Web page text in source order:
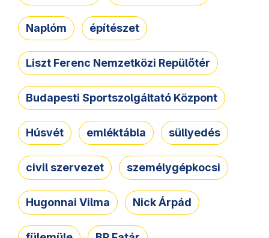
Naplóm építészet
Liszt Ferenc Nemzetközi Repülőtér
Budapesti Sportszolgáltató Központ
Húsvét emléktábla süllyedés
civil szervezet személygépkocsi
Hugonnai Vilma Nick Árpád